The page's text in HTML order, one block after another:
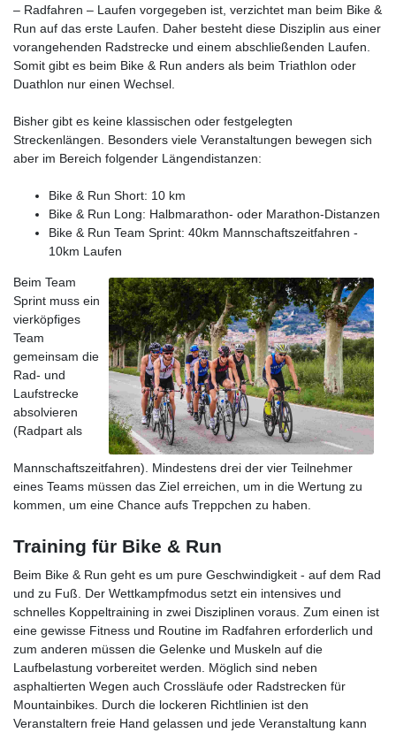
– Radfahren – Laufen vorgegeben ist, verzichtet man beim Bike &
Run auf das erste Laufen. Daher besteht diese Disziplin aus einer
vorangehenden Radstrecke und einem abschließenden Laufen.
Somit gibt es beim Bike & Run anders als beim Triathlon oder
Duathlon nur einen Wechsel.
Bisher gibt es keine klassischen oder festgelegten
Streckenlängen. Besonders viele Veranstaltungen bewegen sich
aber im Bereich folgender Längendistanzen:
Bike & Run Short: 10 km
Bike & Run Long: Halbmarathon- oder Marathon-Distanzen
Bike & Run Team Sprint: 40km Mannschaftszeitfahren -
10km Laufen
Beim Team
Sprint muss ein
vierköpfiges
Team
gemeinsam die
Rad- und
Laufstrecke
absolvieren
(Radpart als
Mannschaftszeitfahren). Mindestens drei der vier Teilnehmer
eines Teams müssen das Ziel erreichen, um in die Wertung zu
kommen, um eine Chance aufs Treppchen zu haben.
Training für Bike & Run
Beim Bike & Run geht es um pure Geschwindigkeit - auf dem Rad
und zu Fuß. Der Wettkampfmodus setzt ein intensives und
schnelles Koppeltraining in zwei Disziplinen voraus. Zum einen ist
eine gewisse Fitness und Routine im Radfahren erforderlich und
zum anderen müssen die Gelenke und Muskeln auf die
Laufbelastung vorbereitet werden. Möglich sind neben
asphaltierten Wegen auch Crossläufe oder Radstrecken für
Mountainbikes. Durch die lockeren Richtlinien ist den
Veranstaltern freie Hand gelassen und jede Veranstaltung kann